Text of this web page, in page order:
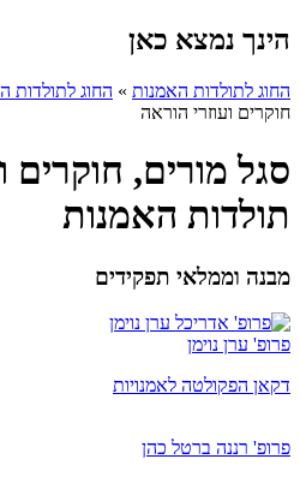
הינך נמצא כאן
החוג לתולדות האמנות » החוג לתולדות
חוקרים ועוזרי הוראה
סגל מורים, חוקרים
תולדות האמנות
מבנה וממלאי תפקידים
פרופ' ערן נוימן
דקאן הפקולטה לאמנויות
פרופ' רננה ברטל כהן